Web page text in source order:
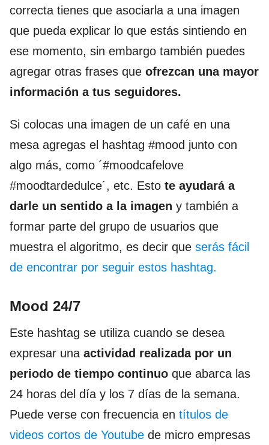
correcta tienes que asociarla a una imagen
que pueda explicar lo que estás sintiendo en
ese momento, sin embargo también puedes
agregar otras frases que ofrezcan una mayor
información a tus seguidores.
Si colocas una imagen de un café en una
mesa agregas el hashtag #mood junto con
algo más, como ´#moodcafelove
#moodtardedulce´, etc. Esto te ayudará a
darle un sentido a la imagen y también a
formar parte del grupo de usuarios que
muestra el algoritmo, es decir que serás fácil
de encontrar por seguir estos hashtag.
Mood 24/7
Este hashtag se utiliza cuando se desea
expresar una actividad realizada por un
periodo de tiempo continuo que abarca las
24 horas del día y los 7 días de la semana.
Puede verse con frecuencia en títulos de
videos cortos de Youtube de micro empresas